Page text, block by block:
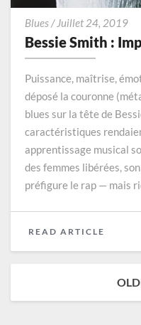
Blues/ Juillet 24, 2019
du
Bessie Smith :
Puissance, maîtrise,
déposé la couronne
blues sur la tête de
caractéristiques
apprentissage musical
des femmes libérées,
préfigure le rap — mais
READ ARTICLE
MORE